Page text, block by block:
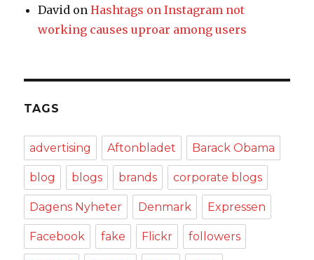
David onHashtags on Instagram not
working causes uproar among users
TAGS
advertising Aftonbladet Barack Obama
blog blogs brands corporate blogs
Dagens Nyheter Denmark Expressen
Facebook fake Flickr followers